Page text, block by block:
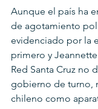
Aunque el país ha
de agotamiento
evidenciado por la
primero y
Red Santa Cruz no
gobierno de turno,
chileno como